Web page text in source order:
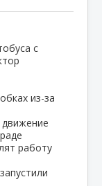
с
из-за
движение
работу